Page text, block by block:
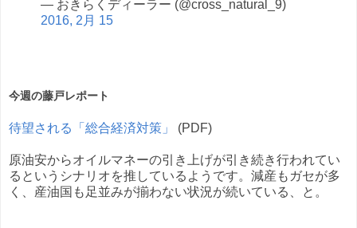
— おきらくディーラー (@cross_natural_9)
2016, 2月 15
今週の藤戸レポート
待望される「総合経済対策」 (PDF)
原油安からオイルマネーの引き上げが引き続き行われてい
るというシナリオを推しているようです。減産もガセが多
く、産油国も足並みが揃わない状況が続いている、と。